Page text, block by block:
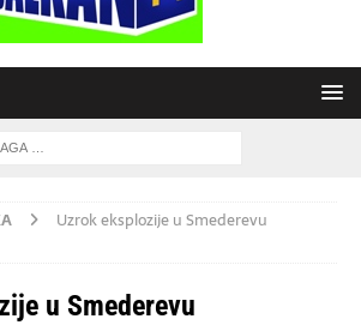
Uzrok eksplozije u Smederevu
u Smederevu